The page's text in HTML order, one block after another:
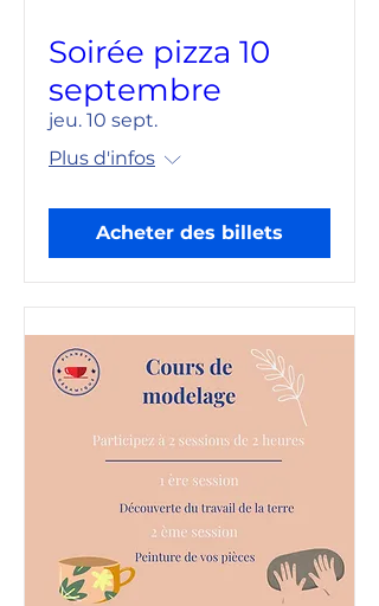
Soirée pizza 10
septembre
jeu. 10 sept.
Plus d'infos
Acheter des billets